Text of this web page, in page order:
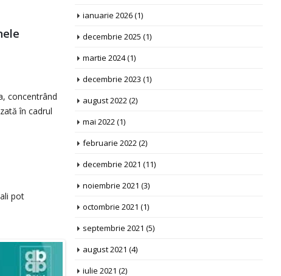
concentrând
în cadrul
pot
ianuarie 2026(1)
decembrie 2025 (1)
martie 2024(1)
decembrie 2023 (1)
august 2022(2)
mai 2022(1)
februarie 2022(2)
decembrie 2021 (11)
noiembrie 2021 (3)
octombrie 2021 (1)
septembrie 2021 (5)
august 2021 (4)
iulie 2021 (2)